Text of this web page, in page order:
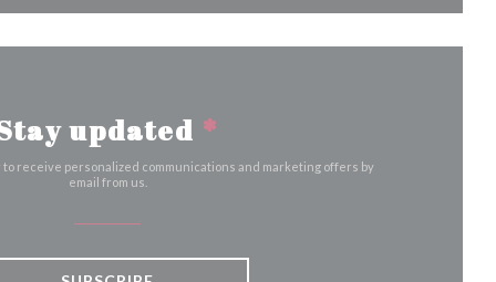
updated *
receive personalized communications and marketing offers by
email from us.